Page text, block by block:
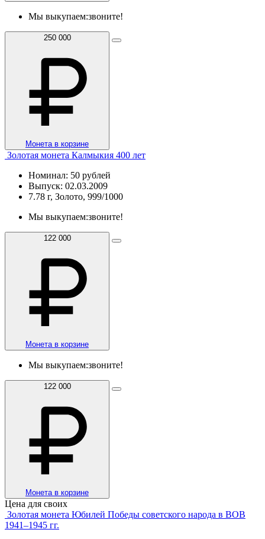
Мы выкупаем:звоните!
250 000
Монета в корзине
Золотая монета Калмыкия 400 лет
Номинал: 50 рублей
Выпуск: 02.03.2009
7.78 г, Золото, 999/1000
Мы выкупаем:звоните!
122 000
Монета в корзине
Мы выкупаем:звоните!
122 000
Монета в корзине
Цена для своих
Золотая монета Юбилей Победы советского народа в ВОВ
1941–1945 гг.